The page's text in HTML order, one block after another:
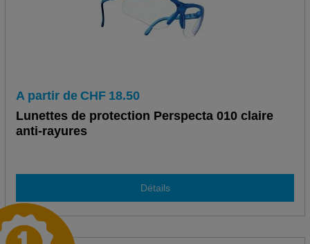
A partir de CHF 18.50
Lunettes de protection Perspecta 010 claire
anti-rayures
Détails